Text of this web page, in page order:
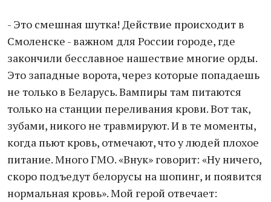
- Это смешная шутка! Действие происходит в
Смоленске - важном для России городе, где
закончили бесславное нашествие многие орды.
Это западные ворота, через которые попадаешь
не только в Беларусь. Вампиры там питаются
только на станции переливания крови. Вот так,
зубами, никого не травмируют. И в те моменты,
когда пьют кровь, отмечают, что у людей плохое
питание. Много ГМО. «Внук» говорит: «Ну ничего,
скоро подъедут белорусы на шопинг, и появится
нормальная кровь». Мой герой отвечает: